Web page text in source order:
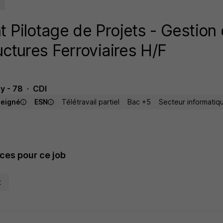
Pilotage de Projets - Gestion
Ferroviaires H/F
- 78 CDI
ESN Télétravail partiel Bac +5 Secteur
pour ce job